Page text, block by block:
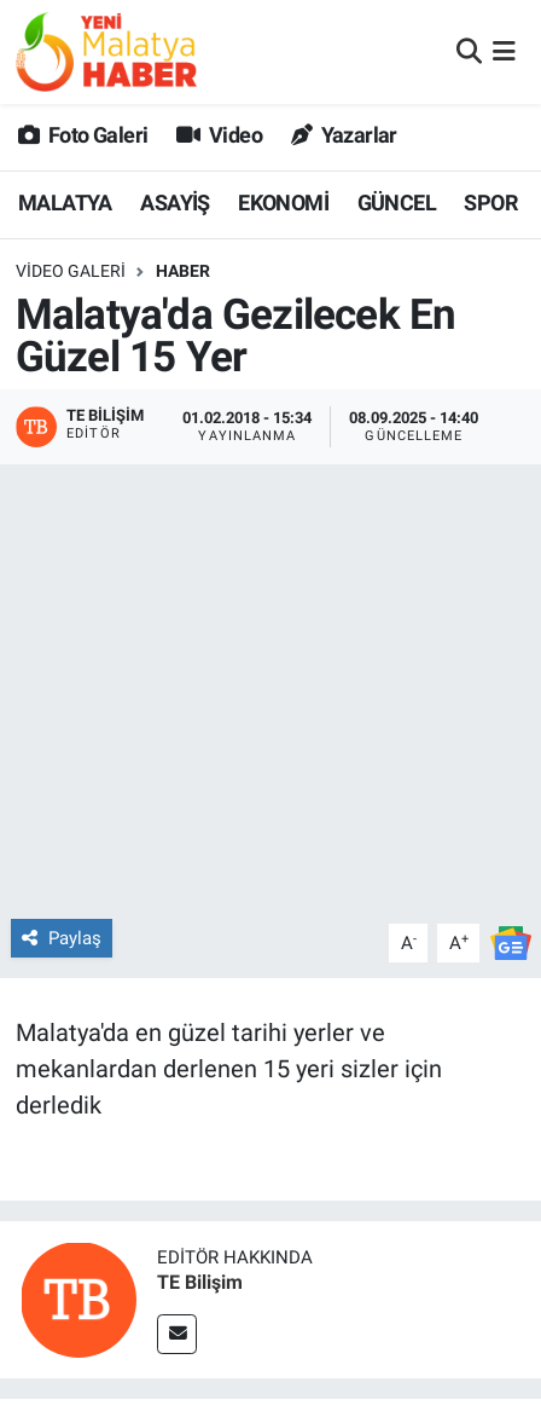
Foto Galeri Video Yazarlar
MALATYA ASAYİŞ EKONOMİ GÜNCEL SPOR
VIDEO GALERI HABER
Malatya'da Gezilecek En
Güzel 15 Yer
TE BILIŞIM
EDITÖR
01.02.2018 - 15:34
YAYINLANMA
08.09.2025 - 14:40
GÜNCELLEME
Paylaş A- A+
Malatya'da en güzel tarihi yerler ve
mekanlardan derlenen 15 yeri sizler için
derledik
EDITÖR HAKKINDA
TE Bilişim
MALATYA
GÜNCEL
SPOR
SAĞLIK
DİĞER
Malatya Nöbetçi Eczaneler
MALATYA Namaz Vakitleri
Malatya Trafik Yoğunluk Haritası
Süper Lig Puan Durumu ve Fikstür
Tüm Manşetler